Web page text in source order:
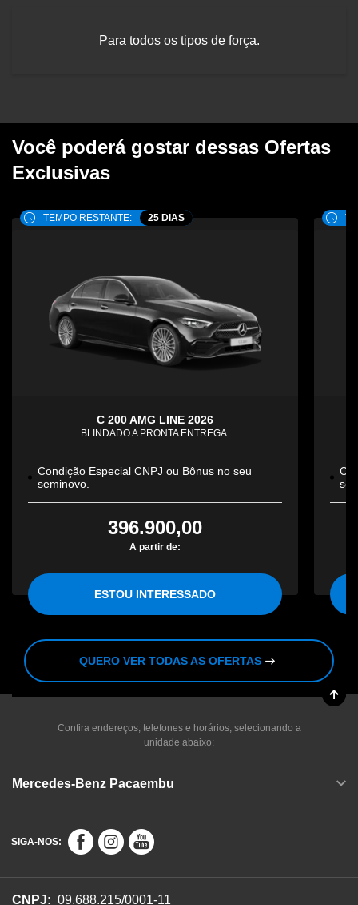
Para todos os tipos de força.
Você poderá gostar dessas Ofertas
Exclusivas
TEMPO RESTANTE: 25 DIAS
C 200 AMG LINE 2026
BLINDADO A PRONTA ENTREGA.
Condição Especial CNPJ ou Bônus no seu
seminovo.
396.900,00
A partir de:
ESTOU INTERESSADO
QUERO VER TODAS AS OFERTAS
Confira endereços, telefones e horários, selecionando a
unidade abaixo:
Mercedes-Benz Pacaembu
SIGA-NOS:
CNPJ: 09.688.215/0001-11